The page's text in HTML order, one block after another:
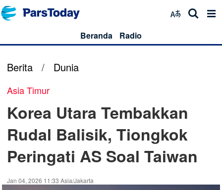
Beranda Radio
Berita / Dunia
Asia Timur
Korea Utara Tembakkan
Rudal Balisik, Tiongkok
Peringati AS Soal Taiwan
Jan 04, 2026 11:33 Asia/Jakarta